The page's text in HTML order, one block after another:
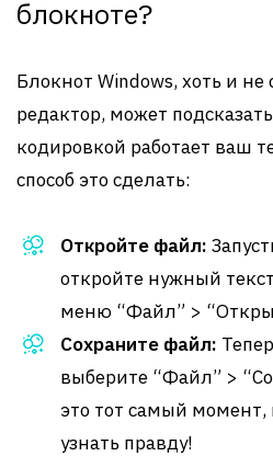
блокноте?
Блокнот Windows, хоть и
редактор, может
кодировкой работает ваш
способ это сделать:
Откройте файл:
откройте нужный
меню “Файл” >
Сохраните файл:
выберите “Файл” >
это тот самый
узнать правду!